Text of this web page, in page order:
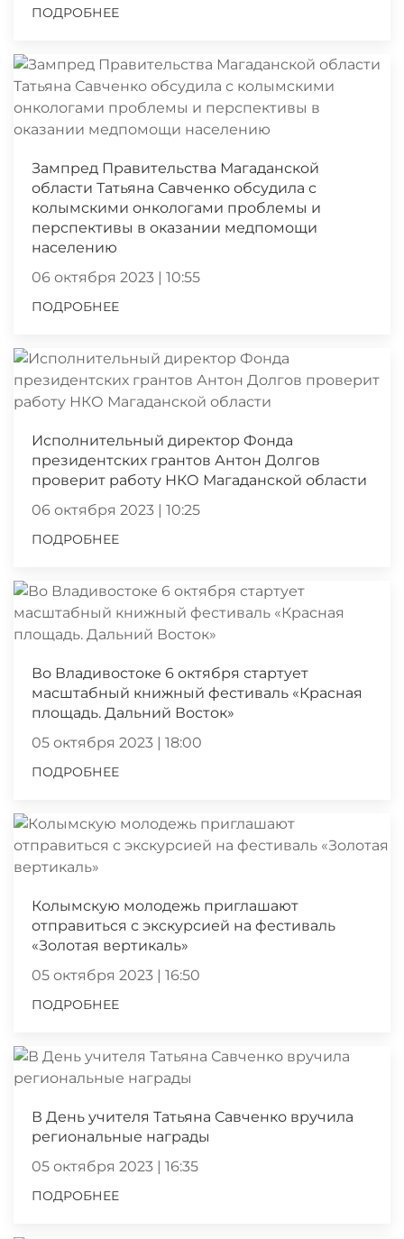
ПОДРОБНЕЕ
Зампред Правительства Магаданской
области Татьяна Савченко обсудила с
колымскими онкологами проблемы и
перспективы в оказании медпомощи
населению
06 октября 2023 | 10:55
ПОДРОБНЕЕ
Исполнительный директор Фонда
президентских грантов Антон Долгов
проверит работу НКО Магаданской области
06 октября 2023 | 10:25
ПОДРОБНЕЕ
Во Владивостоке 6 октября стартует
масштабный книжный фестиваль «Красная
площадь. Дальний Восток»
05 октября 2023 | 18:00
ПОДРОБНЕЕ
Колымскую молодежь приглашают
отправиться с экскурсией на фестиваль
«Золотая вертикаль»
05 октября 2023 | 16:50
ПОДРОБНЕЕ
В День учителя Татьяна Савченко вручила
региональные награды
05 октября 2023 | 16:35
ПОДРОБНЕЕ